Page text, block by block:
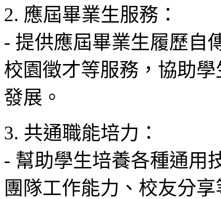
2. 應屆畢業生服務：
- 提供應屆畢業生履歷自
校園徵才等服務，協助
發展。
3. 共通職能培力：
- 幫助學生培養各種通用
團隊工作能力、校友分